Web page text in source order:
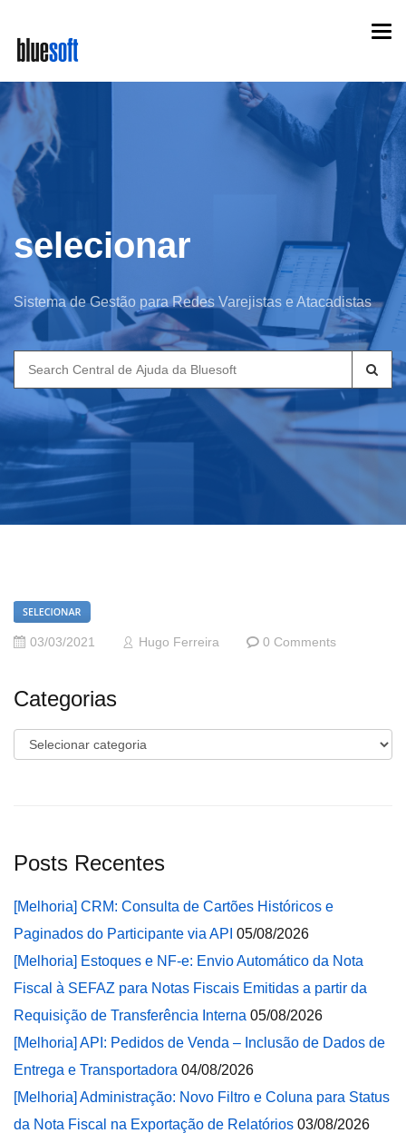
main
content
selecionar
Sistema de Gestão para Redes Varejistas e Atacadistas
Search
for:
03/03/2021 Hugo Ferreira 0 Comments
Categorias
Categorias
Posts Recentes
[Melhoria] CRM: Consulta de Cartões Históricos e
Paginados do Participante via API 05/08/2026
[Melhoria] Estoques e NF-e: Envio Automático da Nota
Fiscal à SEFAZ para Notas Fiscais Emitidas a partir da
Requisição de Transferência Interna 05/08/2026
[Melhoria] API: Pedidos de Venda – Inclusão de Dados de
Entrega e Transportadora 04/08/2026
[Melhoria] Administração: Novo Filtro e Coluna para Status
da Nota Fiscal na Exportação de Relatórios 03/08/2026